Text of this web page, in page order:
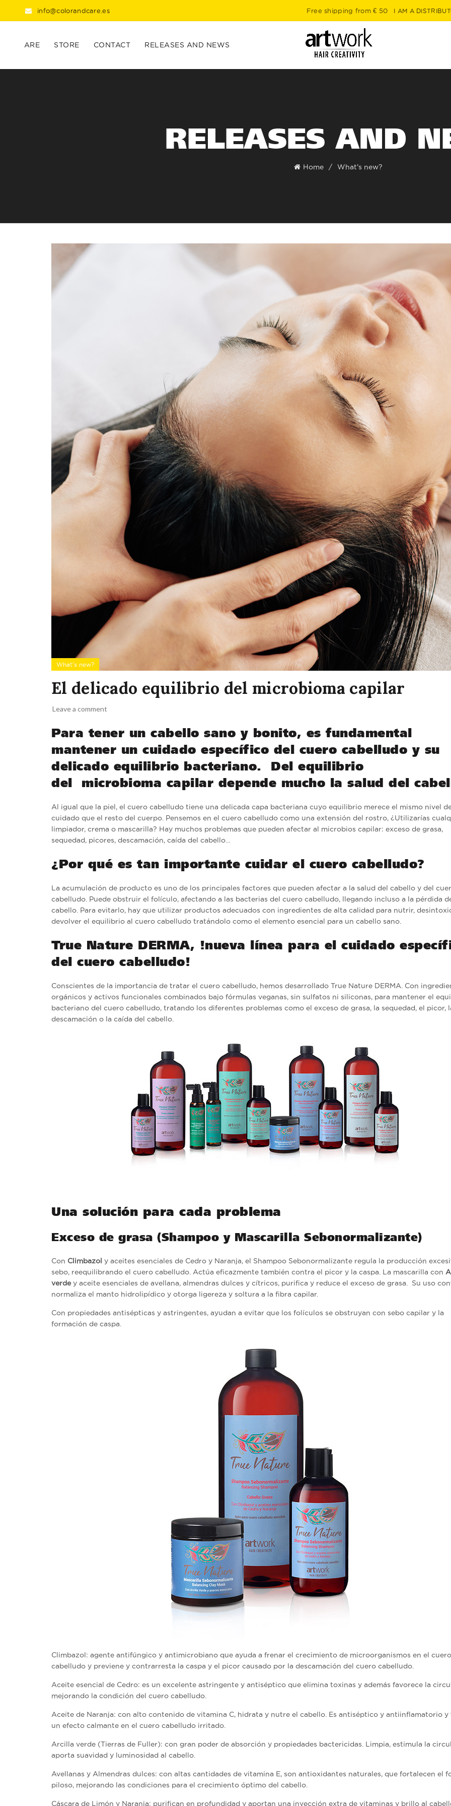
info@colorandcare.es Free shipping from € 50 I AM A
ARE STORE CONTACT RELEASES AND NEWS
RELEASES AND
Home What's new?
What's new?
El delicado equilibrio del microbioma capilar
Leave a comment
Para tener un cabello sano y bonito, es fundamental
mantener un cuidado específico del cuero cabelludo y su
delicado equilibrio bacteriano. Del equilibrio
del microbioma capilar depende mucho la salud del
Al igual que la piel, el cuero cabelludo tiene una delicada capa bacteriana cuyo equilibrio merece el mismo nivel
cuidado que el resto del cuerpo. Pensemos en el cuero cabelludo como una extensión del rostro, ¿Utilizarías
limpiador, crema o mascarilla? Hay muchos problemas que pueden afectar al microbios capilar: exceso de grasa,
sequedad, picores, descamación, caída del cabello…
¿Por qué es tan importante cuidar el cuero cabelludo?
La acumulación de producto es uno de los principales factores que pueden afectar a la salud del cabello y del
cabelludo. Puede obstruir el folículo, afectando a las bacterias del cuero cabelludo, llegando incluso a la pérdida
cabello. Para evitarlo, hay que utilizar productos adecuados con ingredientes de alta calidad para nutrir,
devolver el equilibrio al cuero cabelludo tratándolo como el elemento esencial para un cabello sano.
True Nature DERMA, !nueva línea para el cuidado
del cuero cabelludo!
Conscientes de la importancia de tratar el cuero cabelludo, hemos desarrollado True Nature DERMA. Con
orgánicos y activos funcionales combinados bajo fórmulas veganas, sin sulfatos ni siliconas, para mantener el
bacteriano del cuero cabelludo, tratando los diferentes problemas como el exceso de grasa, la sequedad, el picor,
descamación o la caída del cabello.
Una solución para cada problema
Exceso de grasa (Shampoo y Mascarilla Sebonormalizante)
Con Climbazol y aceites esenciales de Cedro y Naranja, el Shampoo Sebonormalizante regula la producción
sebo, reequilibrando el cuero cabelludo. Actúa eficazmente también contra el picor y la caspa. La mascarilla con
verde y aceite esenciales de avellana, almendras dulces y cítricos, purifica y reduce el exceso de grasa.
Su uso
normaliza el manto hidrolipídico y otorga ligereza y soltura a la fibra capilar.
Con propiedades antisépticas y astringentes, ayudan a evitar que los folículos se obstruyan con sebo capilar y la
formación de caspa.
Climbazol: agente antifúngico y antimicrobiano que ayuda a frenar el crecimiento de microorganismos en el cuero
cabelludo y previene y contrarresta la caspa y el picor causado por la descamación del cuero cabelludo.
Aceite esencial de Cedro: es un excelente astringente y antiséptico que elimina toxinas y además favorece la
mejorando la condición del cuero cabelludo.
Aceite de Naranja: con alto contenido de vitamina C, hidrata y nutre el cabello. Es antiséptico y antiinflamatorio y
un efecto calmante en el cuero cabelludo irritado.
Arcilla verde (Tierras de Fuller)​: con gran poder de absorción y propiedades bactericidas. Limpia, estimula la
aporta suavidad y luminosidad al cabello.
Avellanas y Almendras dulces: con altas cantidades de vitamina E, son antioxidantes naturales, que fortalecen el
piloso, mejorando las condiciones para el crecimiento óptimo del cabello.
Cáscara de Limón y Naranja: purifican en profundidad y aportan una inyección extra de vitaminas y brillo al